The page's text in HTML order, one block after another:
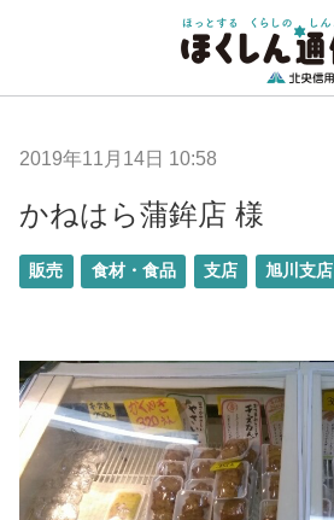
2019年11月14日 10:58
かねはら蒲鉾店 様
販売 食材・食品 支店 旭川支店